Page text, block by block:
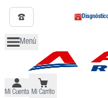
Menú
Mi Cuenta Mi Carrito